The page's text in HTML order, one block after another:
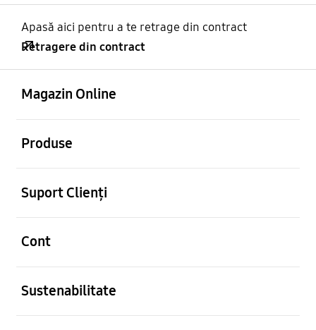
Apasă aici pentru a te retrage din contract
Retragere din contract
Magazin Online
Produse
Suport Clienți
Cont
Sustenabilitate